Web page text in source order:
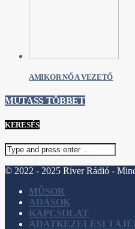
AMIKOR NŐ A VEZETŐ
MUTASS TÖBBET
KERESÉS
© 2022 - 2025 River Rádió -
MŰSOR
ADÁSOK
KAPCSOLAT
ADATKEZELÉSI